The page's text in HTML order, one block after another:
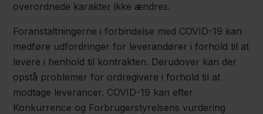
overordnede karakter ikke ændres.
Foranstaltningerne i forbindelse med COVID-19 kan
medføre udfordringer for leverandører i forhold til at
levere i henhold til kontrakten. Derudover kan der
opstå problemer for ordregivere i forhold til at
modtage leverancer. COVID-19 kan efter
Konkurrence og Forbrugerstyrelsens vurdering